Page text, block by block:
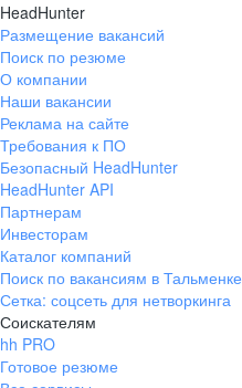
HeadHunter
Размещение вакансий
Поиск по резюме
О компании
Наши вакансии
Реклама на сайте
Требования к ПО
Безопасный HeadHunter
HeadHunter API
Партнерам
Инвесторам
Каталог компаний
Поиск по вакансиям в Тальменке
Сетка: соцсеть для нетворкинга
Соискателям
hh PRO
Готовое резюме